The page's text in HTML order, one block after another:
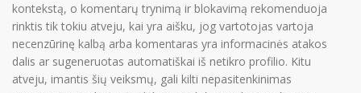
kontekstą, o komentarų trynimą ir blokavimą rekomenduoja
rinktis tik tokiu atveju, kai yra aišku, jog vartotojas vartoja
necenzūrinę kalbą arba komentaras yra informacinės atakos
dalis ar sugeneruotas automatiškai iš netikro profilio. Kitu
atveju, imantis šių veiksmų, gali kilti nepasitenkinimas